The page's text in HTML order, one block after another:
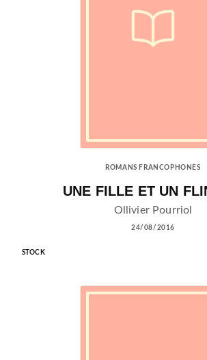
ROMANS FRANCOPHONES
UNE FILLE ET UN
Ollivier Pourriol
24/08/2016
STOCK